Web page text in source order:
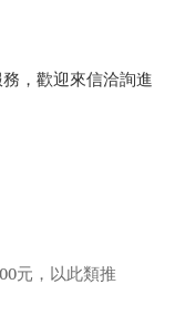
，歡迎來信洽詢進
元，以此類推